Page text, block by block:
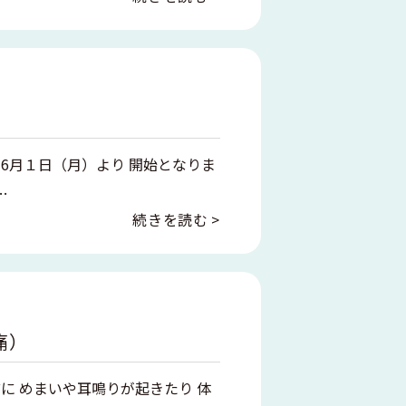
１日（月）より 開始となりま
続きを読む
めまいや耳鳴りが起きたり 体